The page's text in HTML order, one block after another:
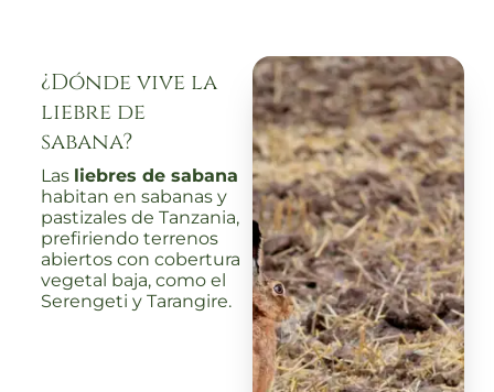
¿Dónde vive la
liebre de
sabana?
Las liebres de sabana
habitan en sabanas y
pastizales de Tanzania,
prefiriendo terrenos
abiertos con cobertura
vegetal baja, como el
Serengeti y Tarangire.